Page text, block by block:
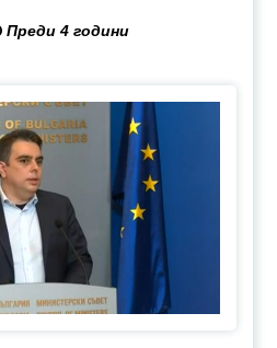
Преди 4 години